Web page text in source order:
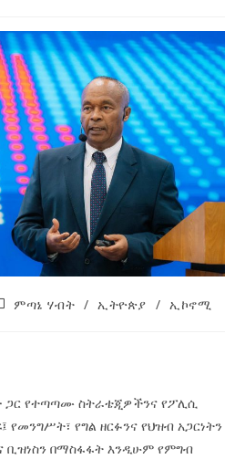
ምጣኔ ሃብት / ኢትዮጵያ / ኢኮኖሚ
ጋር የተጣጣሙ ስትራቴጂዎችንና የፖሊሲ
የመንግሥት፣ የግል ዘርፉንና የህዝብ አጋርነትን
ቢዝነስን በማስፋፋት እንዲሁም የምግብ